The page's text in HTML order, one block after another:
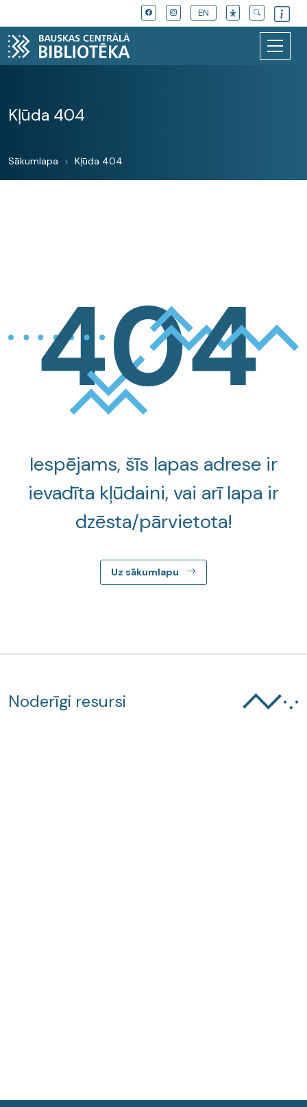
EN
Kļūda 404
Sākumlapa Kļūda 404
Iespējams, šīs lapas adrese ir
ievadīta kļūdaini, vai arī lapa ir
dzēsta/pārvietota!
Uz sākumlapu
Noderīgi resursi